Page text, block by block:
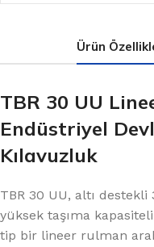
Ürün
TBR 30 UU
Endüstriyel
Kılavuzluk
TBR 30 UU, altı
yüksek taşıma
tip bir lineer rulman